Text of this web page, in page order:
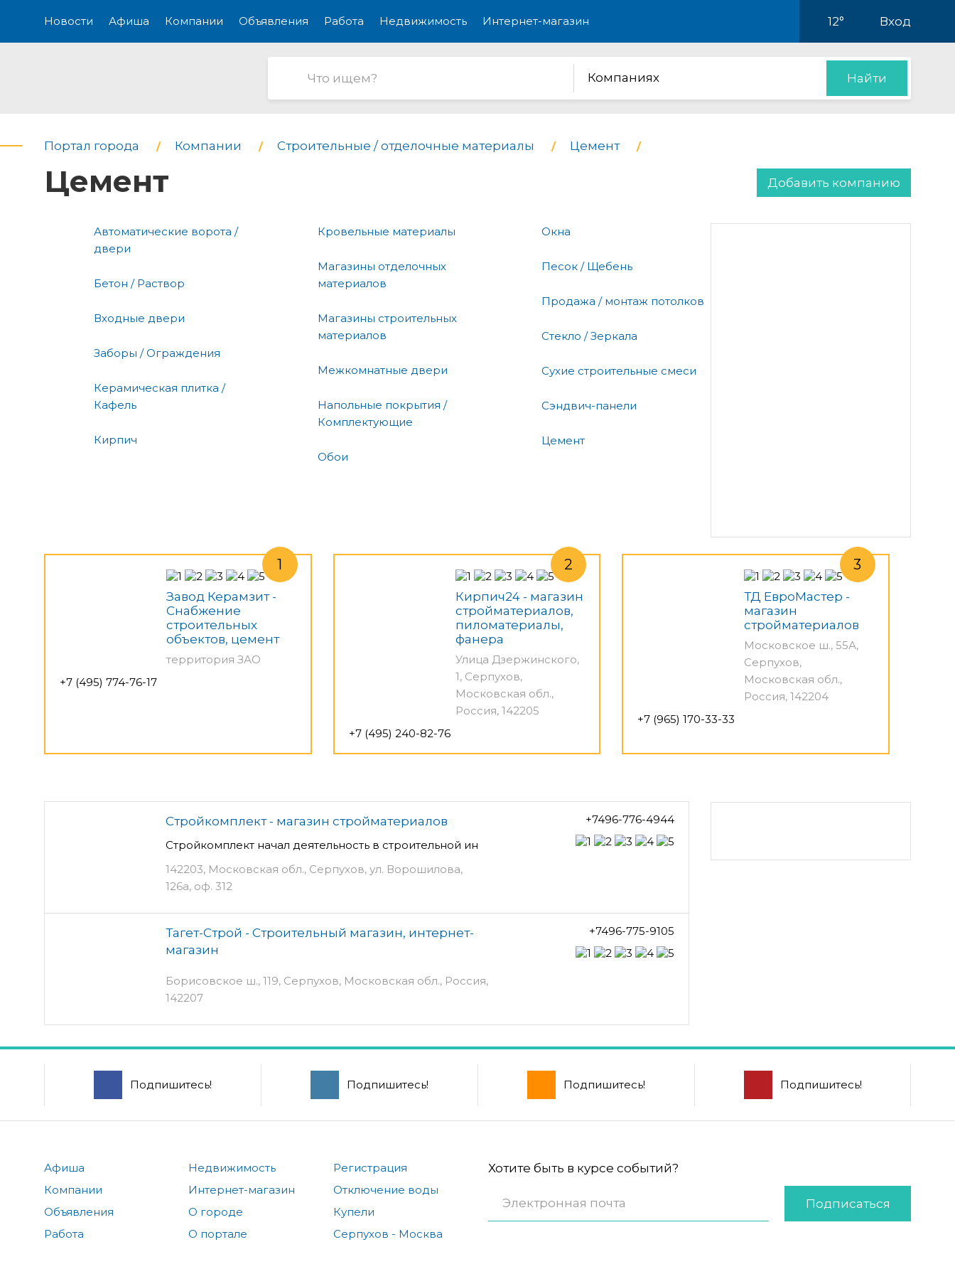
Новости Афиша Компании Объявления Работа Недвижимость Интернет-магазин 12° Вход
Компаниях Найти
Портал города Компании Строительные / отделочные материалы Цемент
Цемент Добавить компанию
Автоматические ворота /
двери
Бетон / Раствор
Входные двери
Заборы / Ограждения
Керамическая плитка /
Кафель
Кирпич
Кровельные материалы
Магазины отделочных
материалов
Магазины строительных
материалов
Межкомнатные двери
Напольные покрытия /
Комплектующие
Обои
Окна
Песок / Щебень
Продажа / монтаж потолков
Стекло / Зеркала
Сухие строительные смеси
Сэндвич-панели
Цемент
Завод Керамзит -
Снабжение
строительных
объектов, цемент
территория ЗАО
+7 (495) 774-76-17
Кирпич24 - магазин
стройматериалов,
пиломатериалы,
фанера
Улица Дзержинского,
1, Серпухов,
Московская обл.,
Россия, 142205
+7 (495) 240-82-76
ТД ЕвроМастер -
магазин
стройматериалов
Московское ш., 55А,
Серпухов,
Московская обл.,
Россия, 142204
+7 (965) 170-33-33
Стройкомплект - магазин стройматериалов
Стройкомплект начал деятельность в строительной ин
142203, Московская обл., Серпухов, ул. Ворошилова,
126а, оф. 312
+7496-776-4944
Тагет-Строй - Строительный магазин, интернет-
магазин
Борисовское ш., 119, Серпухов, Московская обл., Россия,
142207
+7496-775-9105
Подпишитесь! Подпишитесь! Подпишитесь! Подпишитесь!
Афиша
Компании
Объявления
Работа
Недвижимость
Интернет-магазин
О городе
О портале
Регистрация
Отключение воды
Купели
Серпухов - Москва
Хотите быть в курсе событий?
Подписаться